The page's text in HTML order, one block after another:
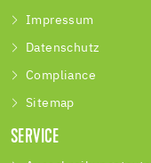
Impressum
Datenschutz
Compliance
Sitemap
SERVICE